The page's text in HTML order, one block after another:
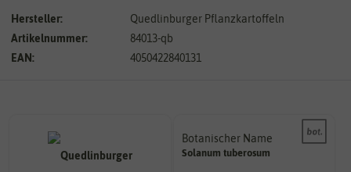
Hersteller:
Quedlinburger Pflanzkartoffeln
Artikelnummer:
84013-qb
EAN:
4050422840131
Botanischer Name
Solanum tuberosum
Namen zur eindeutigen
Bestimmung der Pflanze.